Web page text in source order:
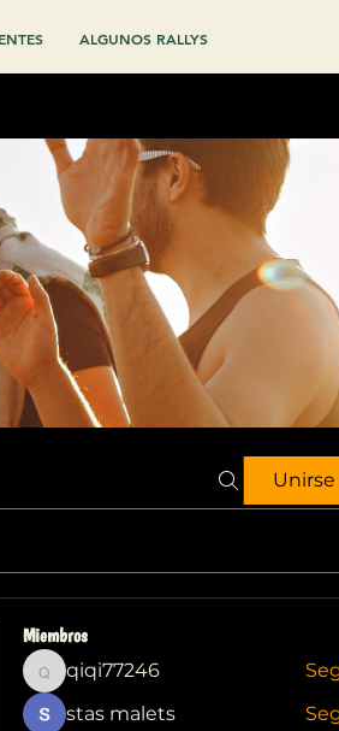
ALGUNOS RALLYS
Unirse
Miembros
qiqi77246
qiqi77246
stas malets